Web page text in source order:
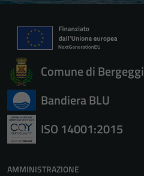
Comune di Bergeggi
Bandiera BLU
ISO 14001:2015
AMMINISTRAZIONE